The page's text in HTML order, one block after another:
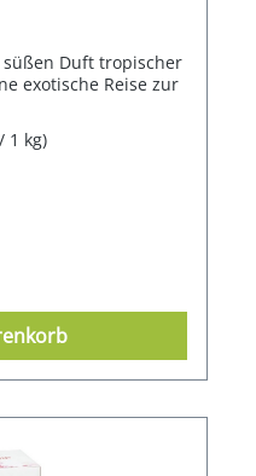
Duft tropischer
exotische Reise zur
1 kg)